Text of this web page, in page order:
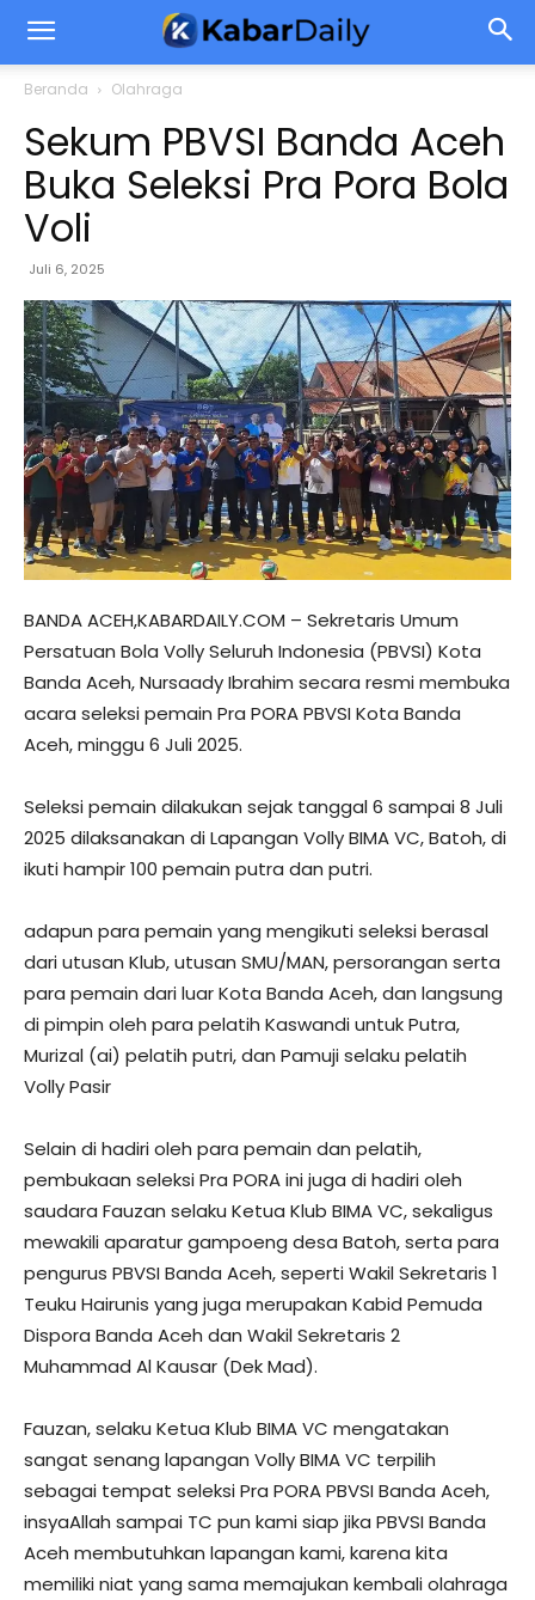
Beranda Olahraga
Sekum PBVSI Banda Aceh
Buka Seleksi Pra Pora Bola
Voli
Juli 6, 2025
BANDA ACEH,KABARDAILY.COM – Sekretaris Umum
Persatuan Bola Volly Seluruh Indonesia (PBVSI) Kota
Banda Aceh, Nursaady Ibrahim secara resmi membuka
acara seleksi pemain Pra PORA PBVSI Kota Banda
Aceh, minggu 6 Juli 2025.
Seleksi pemain dilakukan sejak tanggal 6 sampai 8 Juli
2025 dilaksanakan di Lapangan Volly BIMA VC, Batoh, di
ikuti hampir 100 pemain putra dan putri.
adapun para pemain yang mengikuti seleksi berasal
dari utusan Klub, utusan SMU/MAN, persorangan serta
para pemain dari luar Kota Banda Aceh, dan langsung
di pimpin oleh para pelatih Kaswandi untuk Putra,
Murizal (ai) pelatih putri, dan Pamuji selaku pelatih
Volly Pasir
Selain di hadiri oleh para pemain dan pelatih,
pembukaan seleksi Pra PORA ini juga di hadiri oleh
saudara Fauzan selaku Ketua Klub BIMA VC, sekaligus
mewakili aparatur gampoeng desa Batoh, serta para
pengurus PBVSI Banda Aceh, seperti Wakil Sekretaris 1
Teuku Hairunis yang juga merupakan Kabid Pemuda
Dispora Banda Aceh dan Wakil Sekretaris 2
Muhammad Al Kausar (Dek Mad).
Fauzan, selaku Ketua Klub BIMA VC mengatakan
sangat senang lapangan Volly BIMA VC terpilih
sebagai tempat seleksi Pra PORA PBVSI Banda Aceh,
insyaAllah sampai TC pun kami siap jika PBVSI Banda
Aceh membutuhkan lapangan kami, karena kita
memiliki niat yang sama memajukan kembali olahraga